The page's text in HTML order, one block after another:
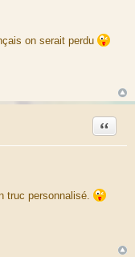
on serait perdu
Citation
truc personnalisé.